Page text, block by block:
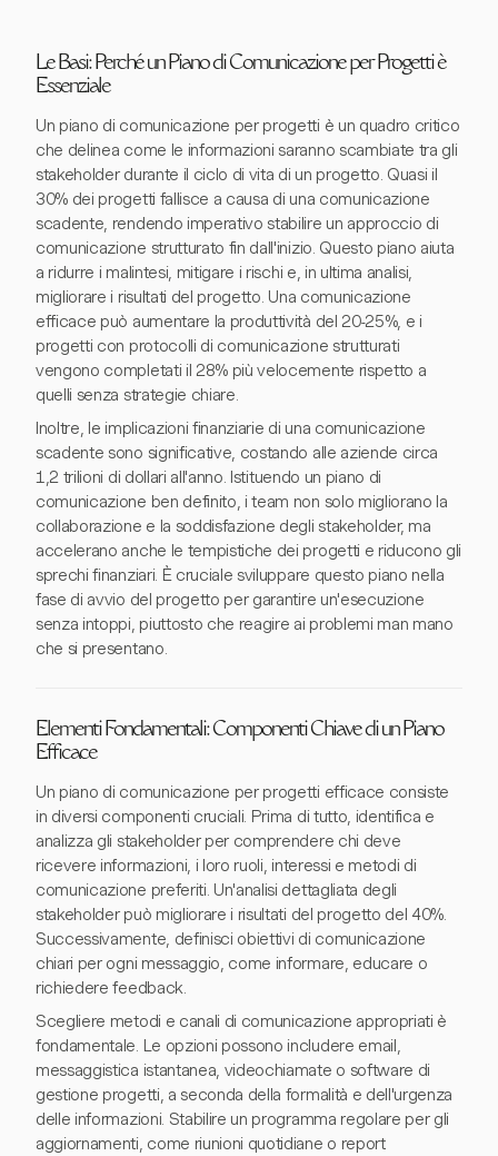
Le Basi: Perché un Piano di Comunicazione per Progetti è
Essenziale
Un piano di comunicazione per progetti è un quadro critico
che delinea come le informazioni saranno scambiate tra gli
stakeholder durante il ciclo di vita di un progetto. Quasi il
30% dei progetti fallisce a causa di una comunicazione
scadente, rendendo imperativo stabilire un approccio di
comunicazione strutturato fin dall'inizio. Questo piano aiuta
a ridurre i malintesi, mitigare i rischi e, in ultima analisi,
migliorare i risultati del progetto. Una comunicazione
efficace può aumentare la produttività del 20-25%, e i
progetti con protocolli di comunicazione strutturati
vengono completati il 28% più velocemente rispetto a
quelli senza strategie chiare.
Inoltre, le implicazioni finanziarie di una comunicazione
scadente sono significative, costando alle aziende circa
1,2 trilioni di dollari all'anno. Istituendo un piano di
comunicazione ben definito, i team non solo migliorano la
collaborazione e la soddisfazione degli stakeholder, ma
accelerano anche le tempistiche dei progetti e riducono gli
sprechi finanziari. È cruciale sviluppare questo piano nella
fase di avvio del progetto per garantire un'esecuzione
senza intoppi, piuttosto che reagire ai problemi man mano
che si presentano.
Elementi Fondamentali: Componenti Chiave di un Piano
Efficace
Un piano di comunicazione per progetti efficace consiste
in diversi componenti cruciali. Prima di tutto, identifica e
analizza gli stakeholder per comprendere chi deve
ricevere informazioni, i loro ruoli, interessi e metodi di
comunicazione preferiti. Un'analisi dettagliata degli
stakeholder può migliorare i risultati del progetto del 40%.
Successivamente, definisci obiettivi di comunicazione
chiari per ogni messaggio, come informare, educare o
richiedere feedback.
Scegliere metodi e canali di comunicazione appropriati è
fondamentale. Le opzioni possono includere email,
messaggistica istantanea, videochiamate o software di
gestione progetti, a seconda della formalità e dell'urgenza
delle informazioni. Stabilire un programma regolare per gli
aggiornamenti, come riunioni quotidiane o report